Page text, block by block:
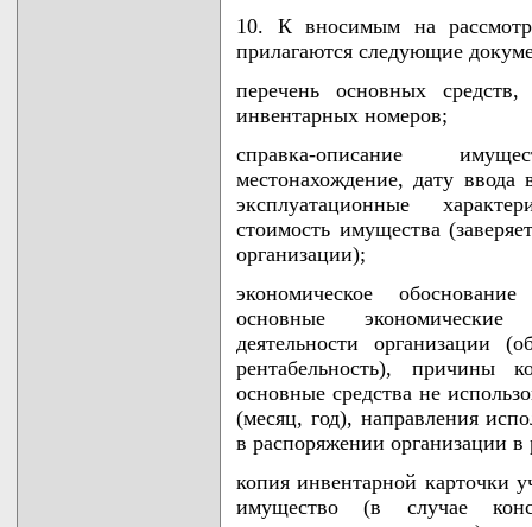
10. К вносимым на
прилагаются следующие
перечень основных
инвентарных номеров;
справка-описание
местонахождение, дату
эксплуатационные
стоимость имущества
организации);
экономическое
основные экономические
деятельности организации
рентабельность), причины
основные средства не
(месяц, год), направления
в распоряжении организации в
копия инвентарной карточки
имущество (в случае